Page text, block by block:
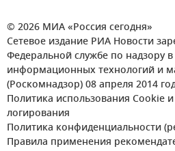
© 2026 МИА «Россия сегодня»
Сетевое издание РИА Новости
Федеральной службе по надзору
информационных технологий и
(Роскомнадзор) 08 апреля 2014
Политика использования Cookie
логирования
Политика конфиденциальности
Правила применения